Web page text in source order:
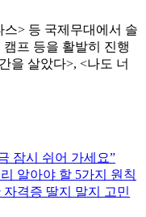
스> 등 국제무대에서 솔
프 등을 활발히 진행
을 살았다>, <나도 너
잠시 쉬어 가세요”
알아야 할 5가지 원칙
격증 딸지 말지 고민